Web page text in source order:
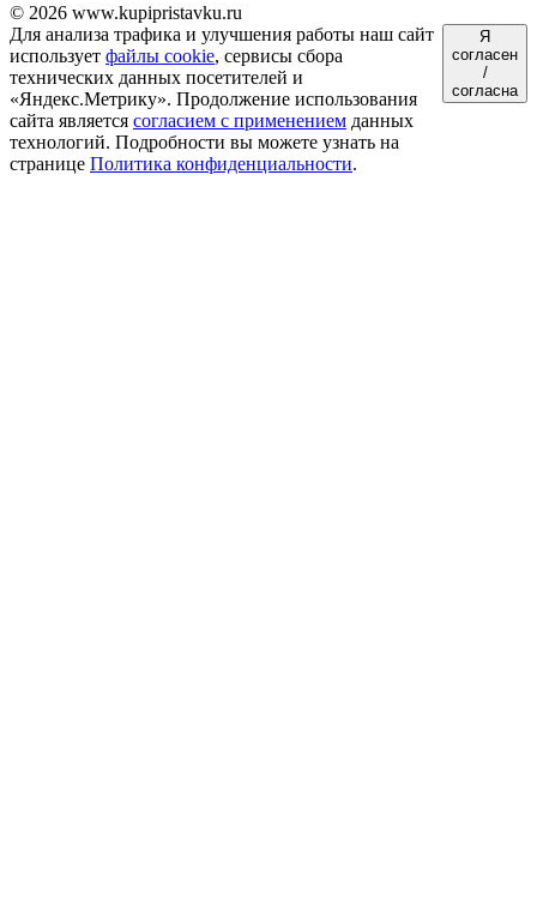
© 2026 www.kupipristavku.ru
Для анализа трафика и улучшения работы наш сайт
использует файлы cookie, сервисы сбора
технических данных посетителей и
«Яндекс.Метрику». Продолжение использования
сайта является согласием с применением данных
технологий. Подробности вы можете узнать на
странице Политика конфиденциальности.
Я
согласен
/
согласна